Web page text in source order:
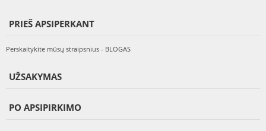
PRIEŠ APSIPERKANT
Perskaitykite mūsų straipsnius - BLOGAS
UŽSAKYMAS
PO APSIPIRKIMO